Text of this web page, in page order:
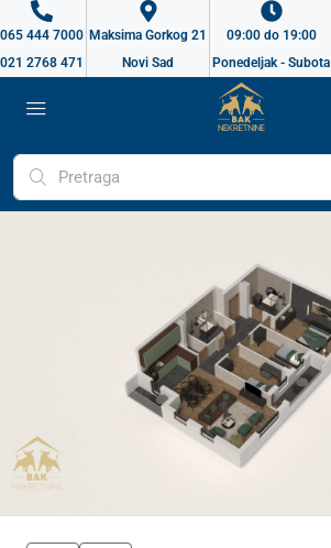
065 444 7000
021 2768 471
Maksima Gorkog 21
Novi Sad
09:00 do 19:00
Ponedeljak - Subota